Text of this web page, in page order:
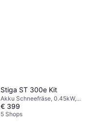
Stiga ST 300e Kit
Akku Schneefräse, 0.45kW,
Einlassbreite: 30 cm
€ 399
5 Shops